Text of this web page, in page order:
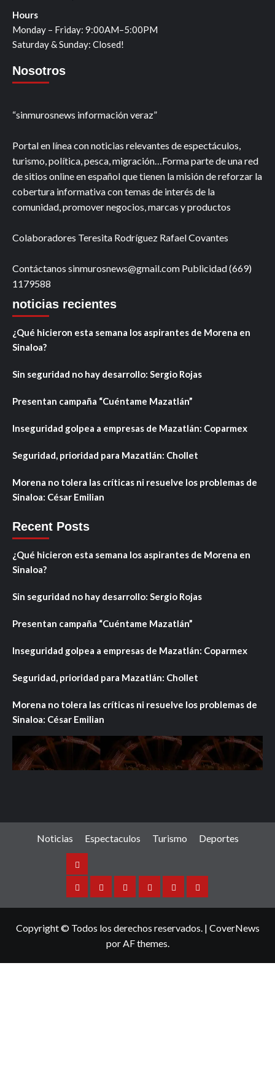
Hours
Monday – Friday: 9:00AM–5:00PM
Saturday & Sunday: Closed!
Nosotros
“sinmurosnews información veraz”
Portal en línea con noticias relevantes de espectáculos,
turismo, política, pesca, migración…Forma parte de una red
de sitios online en español que tienen la misión de reforzar la
cobertura informativa con temas de interés de la
comunidad, promover negocios, marcas y productos
Colaboradores Teresita Rodríguez Rafael Covantes
Contáctanos sinmurosnews@gmail.com Publicidad (669)
1179588
noticias recientes
¿Qué hicieron esta semana los aspirantes de Morena en
Sinaloa?
Sin seguridad no hay desarrollo: Sergio Rojas
Presentan campaña “Cuéntame Mazatlán”
Inseguridad golpea a empresas de Mazatlán: Coparmex
Seguridad, prioridad para Mazatlán: Chollet
Morena no tolera las críticas ni resuelve los problemas de
Sinaloa: César Emilian
Recent Posts
¿Qué hicieron esta semana los aspirantes de Morena en
Sinaloa?
Sin seguridad no hay desarrollo: Sergio Rojas
Presentan campaña “Cuéntame Mazatlán”
Inseguridad golpea a empresas de Mazatlán: Coparmex
Seguridad, prioridad para Mazatlán: Chollet
Morena no tolera las críticas ni resuelve los problemas de
Sinaloa: César Emilian
Noticias Espectaculos Turismo Deportes
Noticias
SinaloaNacionalInternacionalEspectaculos
TurismoDeportes
Copyright © Todos los derechos reservados. | CoverNews
por AF themes.